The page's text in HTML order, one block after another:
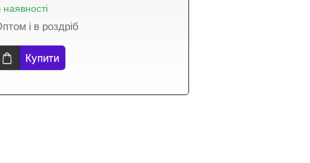
наявності
і в роздріб
Купити